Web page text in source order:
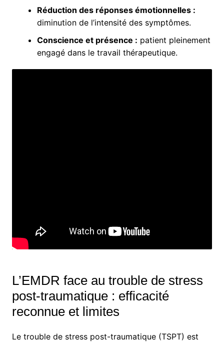
Réduction des réponses émotionnelles :
diminution de l’intensité des symptômes.
Conscience et présence : patient pleinement
engagé dans le travail thérapeutique.
L’EMDR face au trouble de stress
post-traumatique : efficacité
reconnue et limites
Le trouble de stress post-traumatique (TSPT) est